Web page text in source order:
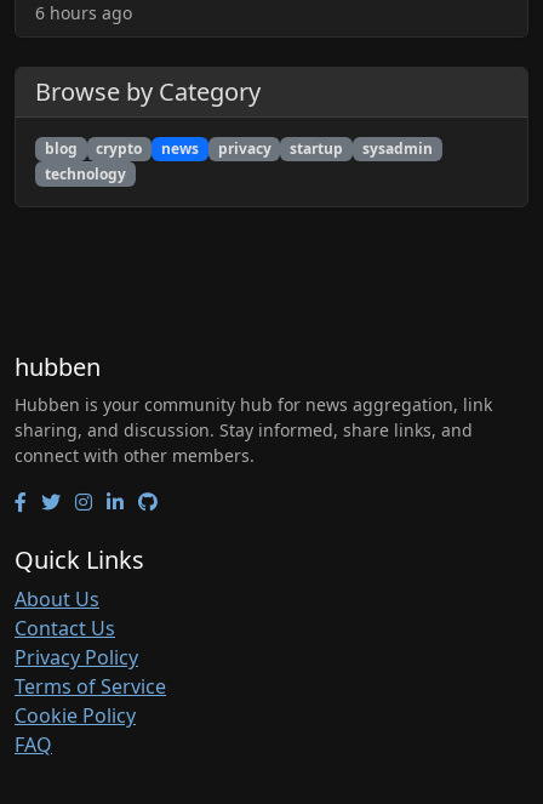
6 hours ago
Browse by Category
blog crypto news privacy startup
sysadmin
technology
hubben
Hubben is your community hub for news aggregation, link
sharing, and discussion. Stay informed, share links, and
connect with other members.
Quick Links
About Us
Contact Us
Privacy Policy
Terms of Service
Cookie Policy
FAQ